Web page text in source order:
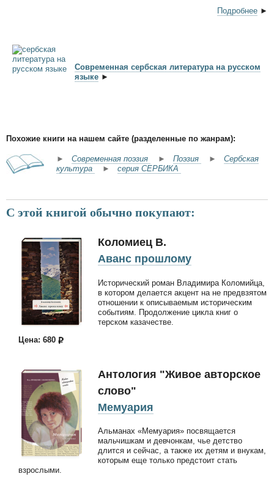
Подробнее ►
Современная сербская литература на русском
языке ►
Похожие книги на нашем сайте (разделенные по жанрам):
► Современная поэзия ► Поэзия ► Сербская
культура
► серия СЕРБИКА
С этой книгой обычно покупают:
Коломиец В.
Аванс прошлому
Исторический роман Владимира Коломийца,
в котором делается акцент на не предвзятом
отношении к описываемым историческим
событиям. Продолжение цикла книг о
терском казачестве.
Цена: 680
Антология "Живое авторское
слово"
Мемуария
Альманах «Мемуария» посвящается
мальчишкам и девчонкам, чье детство
длится и сейчас, а также их детям и внукам,
которым еще только предстоит стать
взрослыми.